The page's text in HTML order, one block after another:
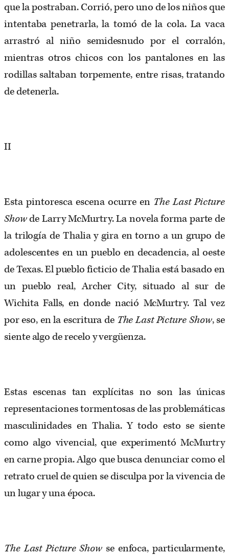
que la postraban. Corrió, pero uno de los niños que
intentaba penetrarla, la tomó de la cola. La vaca
arrastró al niño semidesnudo por el corralón,
mientras otros chicos con los pantalones en las
rodillas saltaban torpemente, entre risas, tratando
de detenerla.
II
Esta pintoresca escena ocurre en The Last Picture
Showde Larry McMurtry. La novela forma parte de
la trilogía de Thalia y gira en torno a un grupo de
adolescentes en un pueblo en decadencia, al oeste
de Texas. El pueblo ficticio de Thalia está basado en
un pueblo real, Archer City, situado al sur de
Wichita Falls, en donde nació McMurtry. Tal vez
por eso, en la escritura de The Last Picture Show, se
siente algo de recelo y vergüenza.
Estas escenas tan explícitas no son las únicas
representaciones tormentosas de las problemáticas
masculinidades en Thalia. Y todo esto se siente
como algo vivencial, que experimentó McMurtry
en carne propia. Algo que busca denunciar como el
retrato cruel de quien se disculpa por la vivencia de
un lugar y una época.
The Last Picture Show se enfoca, particularmente,